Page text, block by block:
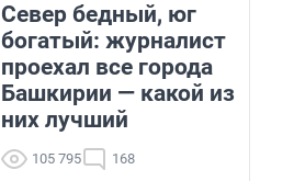
Север бедный, юг
богатый: журналист
проехал все города
Башкирии — какой из
них лучший
105 795 168